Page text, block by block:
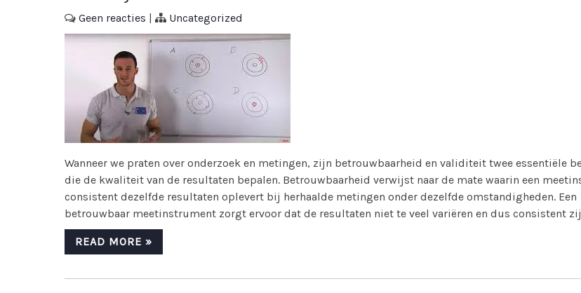
Geen reacties | Uncategorized
Wanneer we praten over onderzoek en metingen, zijn betrouwbaarheid en validiteit twee essentiële
die de kwaliteit van de resultaten bepalen. Betrouwbaarheid verwijst naar de mate waarin een
consistent dezelfde resultaten oplevert bij herhaalde metingen onder dezelfde omstandigheden. Een
betrouwbaar meetinstrument zorgt ervoor dat de resultaten niet te veel variëren en dus consistent
READ MORE »